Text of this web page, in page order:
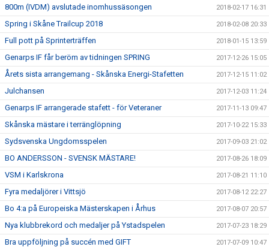
800m (IVDM) avslutade inomhussäsongen 2018-02-17 16:31
Spring i Skåne Trailcup 2018 2018-02-08 20:33
Full pott på Sprinterträffen 2018-01-15 13:59
Genarps IF får beröm av tidningen SPRING 2017-12-26 15:05
Årets sista arrangemang - Skånska Energi-Stafetten 2017-12-15 11:02
Julchansen 2017-12-03 11:24
Genarps IF arrangerade stafett - för Veteraner 2017-11-13 09:47
Skånska mästare i terränglöpning 2017-10-22 15:33
Sydsvenska Ungdomsspelen 2017-09-03 21:02
BO ANDERSSON - SVENSK MÄSTARE! 2017-08-26 18:09
VSM i Karlskrona 2017-08-21 11:10
Fyra medaljörer i Vittsjö 2017-08-12 22:27
Bo 4:a på Europeiska Mästerskapen i Århus 2017-08-07 20:57
Nya klubbrekord och medaljer på Ystadspelen 2017-07-23 18:29
Bra uppföljning på succén med GIFT 2017-07-09 10:47